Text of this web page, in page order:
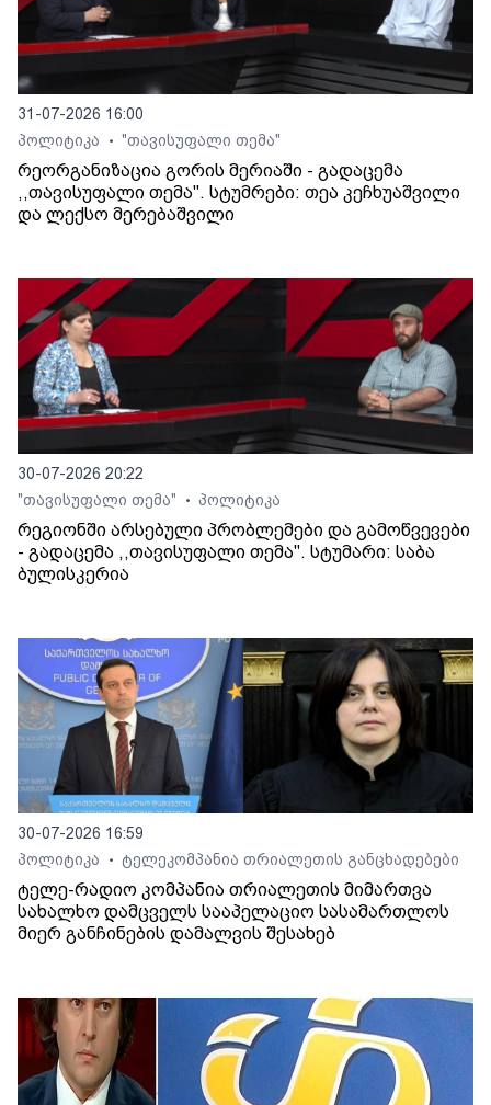
31-07-2026 16:00
პოლიტიკა
• "თავისუფალი თემა"
რეორგანიზაცია გორის მერიაში - გადაცემა
,,თავისუფალი თემა". სტუმრები: თეა კეჩხუაშვილი
და ლექსო მერებაშვილი
30-07-2026 20:22
"თავისუფალი თემა"
• პოლიტიკა
რეგიონში არსებული პრობლემები და გამოწვევები
- გადაცემა ,,თავისუფალი თემა". სტუმარი: საბა
ბულისკერია
30-07-2026 16:59
პოლიტიკა
• ტელეკომპანია თრიალეთის განცხადებები
ტელე-რადიო კომპანია თრიალეთის მიმართვა
სახალხო დამცველს სააპელაციო სასამართლოს
მიერ განჩინების დამალვის შესახებ